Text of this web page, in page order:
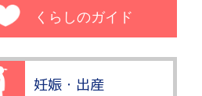
くらしのガイド
妊娠・出産